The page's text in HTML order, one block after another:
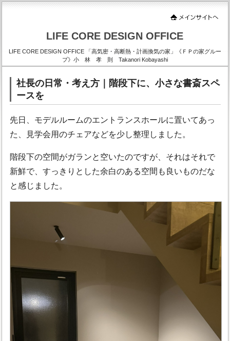
LIFE CORE DESIGN OFFICE
LIFE CORE DESIGN OFFICE 「高気密・高断熱・計画換気の家」《ＦＰの家グルー
プ》小 林 孝 則 Takanori Kobayashi
社長の日常・考え方｜階段下に、小さな書斎スペ
ースを
先日、モデルルームのエントランスホールに置いてあっ
た、見学会用のチェアなどを少し整理しました。
階段下の空間がガランと空いたのですが、それはそれで
新鮮で、すっきりとした余白のある空間も良いものだな
と感じました。